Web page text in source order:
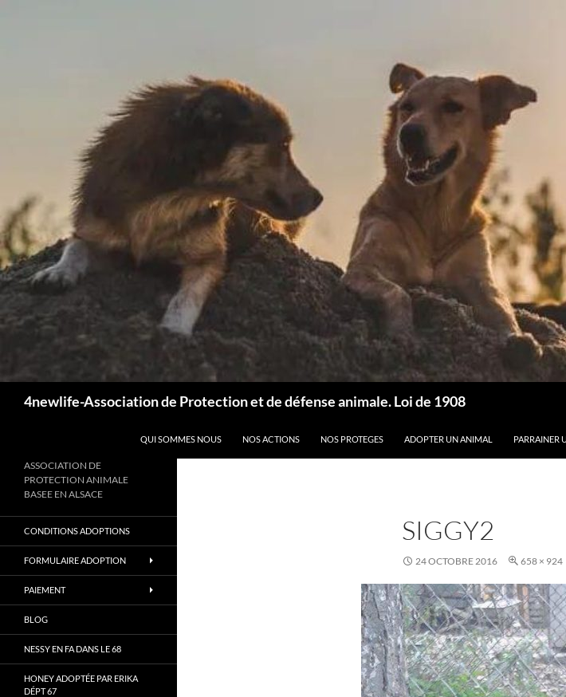
4newlife-Association de Protection et de défense animale. Loi de 1908
QUI SOMMES NOUS
NOS ACTIONS NOS PROTEGES ADOPTER UN ANIMAL PARRAINER
SIGGY2
24 OCTOBRE 2016 658 × 924
ASSOCIATION DE
PROTECTION ANIMALE
BASEE EN ALSACE
CONDITIONS ADOPTIONS
FORMULAIRE ADOPTION
PAIEMENT
BLOG
NESSY EN FA DANS LE 68
HONEY ADOPTÉE PAR ERIKA
DÉPT 67